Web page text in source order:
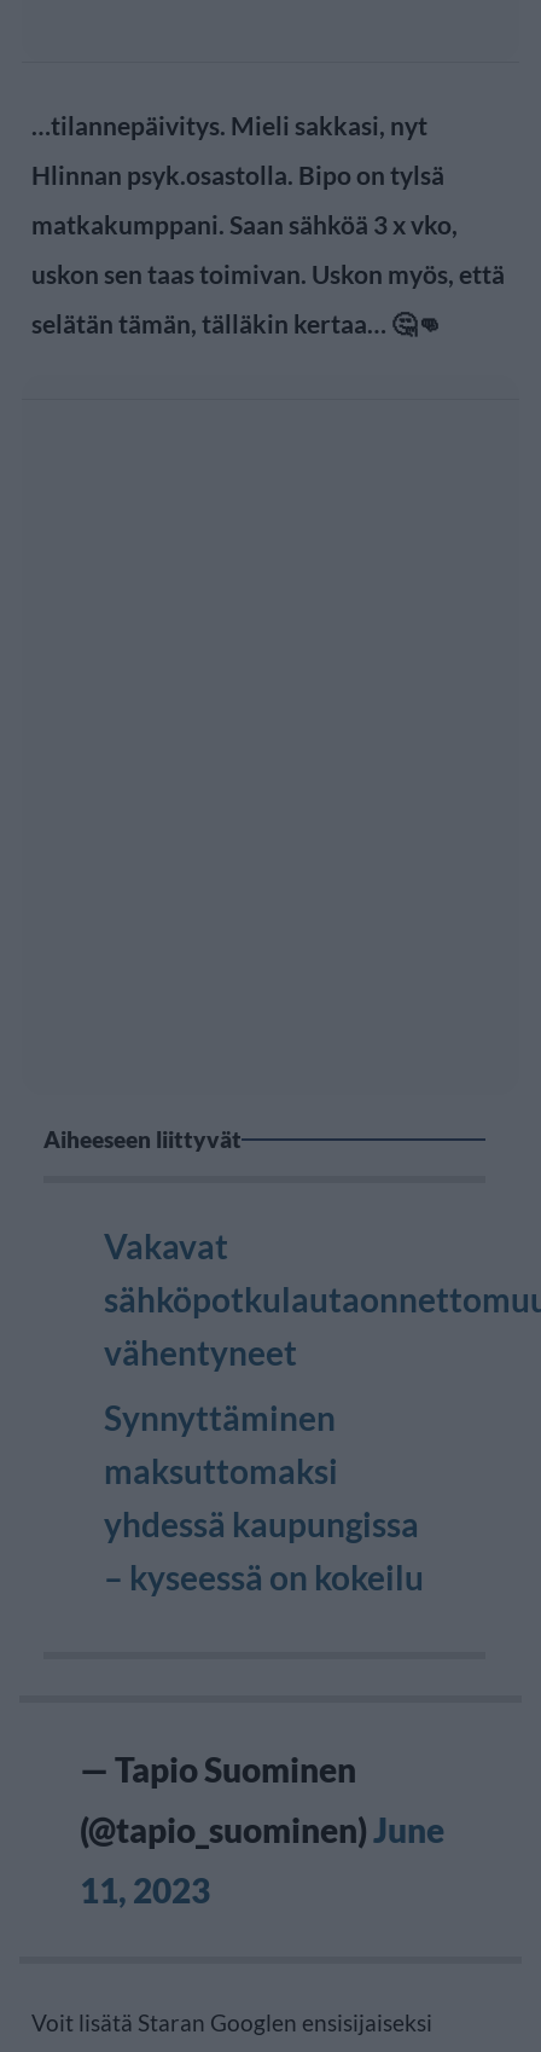
…tilannepäivitys. Mieli sakkasi, nyt
Hlinnan psyk.osastolla. Bipo on tylsä
matkakumppani. Saan sähköä 3 x vko,
uskon sen taas toimivan. Uskon myös, että
selätän tämän, tälläkin kertaa… 🤔👊
Aiheeseen liittyvät
Vakavat
vähentyneet
Synnyttäminen
maksuttomaksi
yhdessä kaupungissa
– kyseessä on kokeilu
— Tapio Suominen
(@tapio_suominen)June
11, 2023
Voit lisätä Staran Googlen ensisijaiseksi